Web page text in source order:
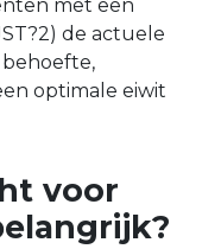
met een
de actuele
optimale eiwit
voor